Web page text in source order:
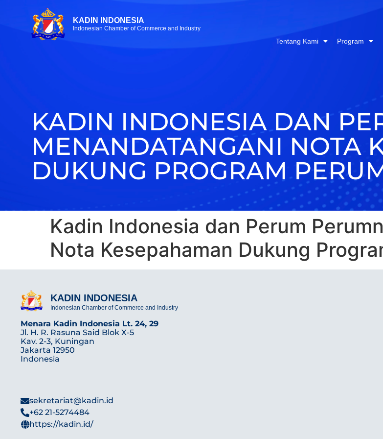
KADIN INDONESIA
Indonesian Chamber of Commerce and Industry
Tentang Kami Program
KADIN INDONESIA DAN
MENANDATANGANI NOTA
DUKUNG PROGRAM
Kadin Indonesia dan Perum
Nota Kesepahaman Dukung
KADIN INDONESIA
Indonesian Chamber of Commerce and Industry
Menara Kadin Indonesia Lt. 24, 29
Jl. H. R. Rasuna Said Blok X-5
Kav. 2-3, Kuningan
Jakarta 12950
Indonesia
sekretariat@kadin.id
+62 21-5274484
https://kadin.id/